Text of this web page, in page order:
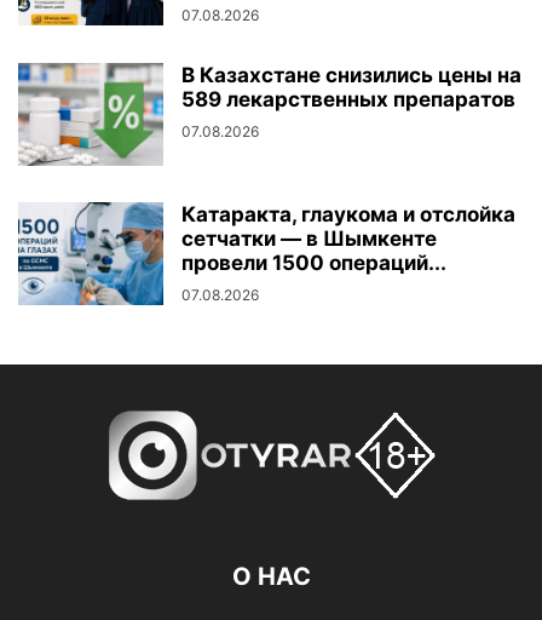
07.08.2026
В Казахстане снизились цены на
589 лекарственных препаратов
07.08.2026
Катаракта, глаукома и отслойка
сетчатки — в Шымкенте
провели 1500 операций...
07.08.2026
О НАС